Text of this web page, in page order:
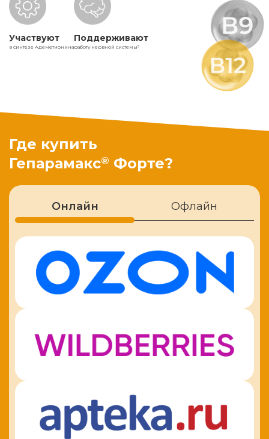
Участвуют
в синтезе Адеметионина
Поддерживают
работу нервной системы5
Где купить
Гепарамакс® Форте?
Онлайн Офлайн